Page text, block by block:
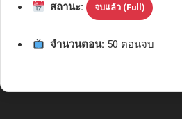
สถานะ: จบแล้ว (Full)
จำนวนตอน: 50 ตอนจบ